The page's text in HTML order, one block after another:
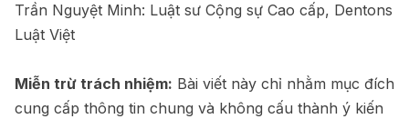
Trần Nguyệt Minh: Luật sư Cộng sự Cao cấp, Dentons
Luật Việt
Miễn trừ trách nhiệm: Bài viết này chỉ nhằm mục đích
cung cấp thông tin chung và không cấu thành ý kiến